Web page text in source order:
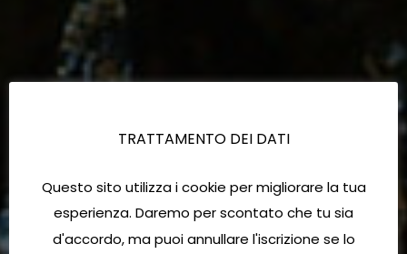
TRATTAMENTO DEI DATI
Questo sito utilizza i cookie per migliorare la tua
esperienza. Daremo per scontato che tu sia
d'accordo, ma puoi annullare l'iscrizione se lo